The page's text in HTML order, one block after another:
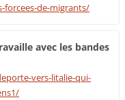
de-migrants/
avec les bandes
vers-litalie-qui-